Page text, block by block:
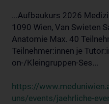
...Aufbaukurs 2026
1090 Wien, Van Swieten
Anatomie Max. 40
Teilnehmer:innen je
on-/Kleingruppen-Ses...
https://
uns/events/jaehrliche-